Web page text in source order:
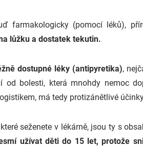
farmakologicky (pomocí léků),
lůžku a dostatek tekutin.
dostupné léky (antipyretika),
od bolesti, která mnohdy nemoc
má tedy protizánětlivé
seženete v lékárně, jsou ty s
užívat děti do 15 let, protože